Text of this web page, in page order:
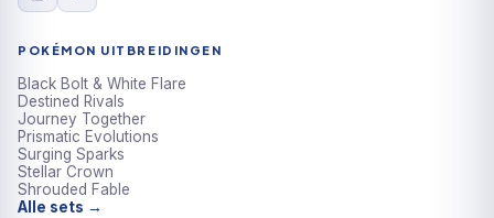
POKÉMON UITBREIDINGEN
Black Bolt & White Flare
Destined Rivals
Journey Together
Prismatic Evolutions
Surging Sparks
Stellar Crown
Shrouded Fable
Alle sets →